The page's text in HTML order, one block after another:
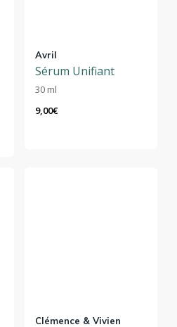
Avril
Sérum Unifiant
30 ml
9,00€
Clémence & Vivien